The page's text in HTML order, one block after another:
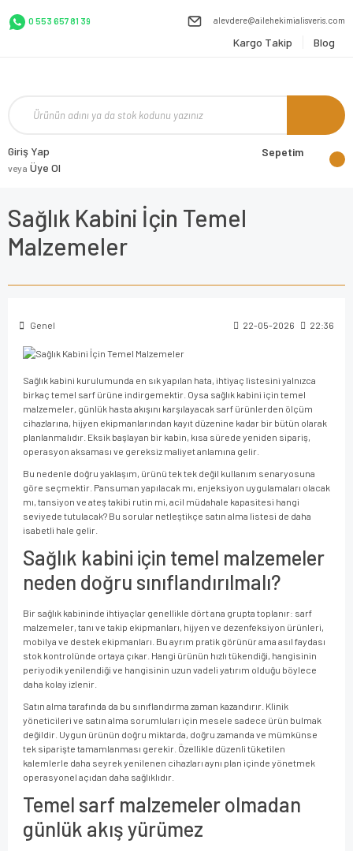
0 553 657 81 39 alevdere@ailehekimialisveris.com
Kargo Takip Blog
Giriş Yap
veya Üye Ol
Sepetim
Sağlık Kabini İçin Temel
Malzemeler
Genel 22-05-2026 22:36
Sağlık kabini kurulumunda en sık yapılan hata, ihtiyaç listesini yalnızca
birkaç temel sarf ürüne indirgemektir. Oysa sağlık kabini için temel
malzemeler, günlük hasta akışını karşılayacak sarf ürünlerden ölçüm
cihazlarına, hijyen ekipmanlarından kayıt düzenine kadar bir bütün olarak
planlanmalıdır. Eksik başlayan bir kabin, kısa sürede yeniden sipariş,
operasyon aksaması ve gereksiz maliyet anlamına gelir.
Bu nedenle doğru yaklaşım, ürünü tek tek değil kullanım senaryosuna
göre seçmektir. Pansuman yapılacak mı, enjeksiyon uygulamaları olacak
mı, tansiyon ve ateş takibi rutin mi, acil müdahale kapasitesi hangi
seviyede tutulacak? Bu sorular netleştikçe satın alma listesi de daha
isabetli hale gelir.
Sağlık kabini için temel malzemeler
neden doğru sınıflandırılmalı?
Bir sağlık kabininde ihtiyaçlar genellikle dört ana grupta toplanır: sarf
malzemeler, tanı ve takip ekipmanları, hijyen ve dezenfeksiyon ürünleri,
mobilya ve destek ekipmanları. Bu ayrım pratik görünür ama asıl faydası
stok kontrolünde ortaya çıkar. Hangi ürünün hızlı tükendiği, hangisinin
periyodik yenilendiği ve hangisinin uzun vadeli yatırım olduğu böylece
daha kolay izlenir.
Satın alma tarafında da bu sınıflandırma zaman kazandırır. Klinik
yöneticileri ve satın alma sorumluları için mesele sadece ürün bulmak
değildir. Uygun ürünün doğru miktarda, doğru zamanda ve mümkünse
tek siparişte tamamlanması gerekir. Özellikle düzenli tüketilen
kalemlerle daha seyrek yenilenen cihazları aynı plan içinde yönetmek
operasyonel açıdan daha sağlıklıdır.
Temel sarf malzemeler olmadan
günlük akış yürümez